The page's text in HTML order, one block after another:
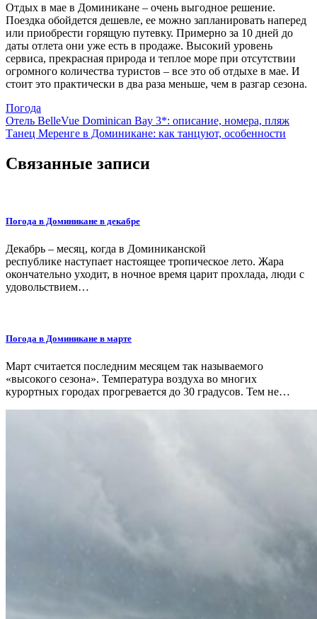
Отдых в мае в Доминикане – очень выгодное решение.
Поездка обойдется дешевле, ее можно запланировать наперед
или приобрести горящую путевку. Примерно за 10 дней до
даты отлета они уже есть в продаже. Высокий уровень
сервиса, прекрасная природа и теплое море при отсутствии
огромного количества туристов – все это об отдыхе в мае. И
стоит это практически в два раза меньше, чем в разгар сезона.
Погода
Навигация
по
записям
Отель BelleVue Dominican Bay 3*: описание, номера, пляж
Танец Меренге в Доминикане: как танцуют, особенности
Связанные записи
Погода в Доминикане в декабре
Декабрь – месяц, когда в Доминиканской
республике наступает настоящее тропическое лето. Жара
окончательно уходит, в ночное время царит прохлада, люди с
удовольствием…
Погода в Доминикане в марте
Март считается последним месяцем так называемого
«высокого сезона». Температура воздуха во многих
курортных городах прогревается до 30 градусов. Тем не…